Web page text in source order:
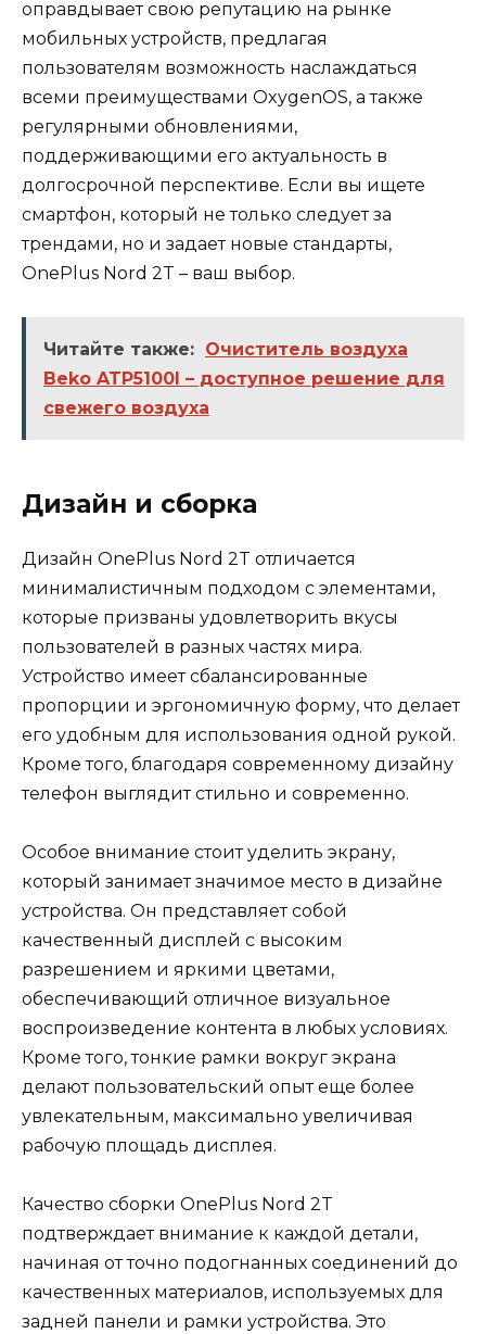
оправдывает свою репутацию на рынке
мобильных устройств, предлагая
пользователям возможность наслаждаться
всеми преимуществами OxygenOS, а также
регулярными обновлениями,
поддерживающими его актуальность в
долгосрочной перспективе. Если вы ищете
смартфон, который не только следует за
трендами, но и задает новые стандарты,
OnePlus Nord 2T – ваш выбор.
Читайте также: Очиститель воздуха
Beko ATP5100I – доступное решение для
свежего воздуха
Дизайн и сборка
Дизайн OnePlus Nord 2T отличается
минималистичным подходом с элементами,
которые призваны удовлетворить вкусы
пользователей в разных частях мира.
Устройство имеет сбалансированные
пропорции и эргономичную форму, что делает
его удобным для использования одной рукой.
Кроме того, благодаря современному дизайну
телефон выглядит стильно и современно.
Особое внимание стоит уделить экрану,
который занимает значимое место в дизайне
устройства. Он представляет собой
качественный дисплей с высоким
разрешением и яркими цветами,
обеспечивающий отличное визуальное
воспроизведение контента в любых условиях.
Кроме того, тонкие рамки вокруг экрана
делают пользовательский опыт еще более
увлекательным, максимально увеличивая
рабочую площадь дисплея.
Качество сборки OnePlus Nord 2T
подтверждает внимание к каждой детали,
начиная от точно подогнанных соединений до
качественных материалов, используемых для
задней панели и рамки устройства. Это